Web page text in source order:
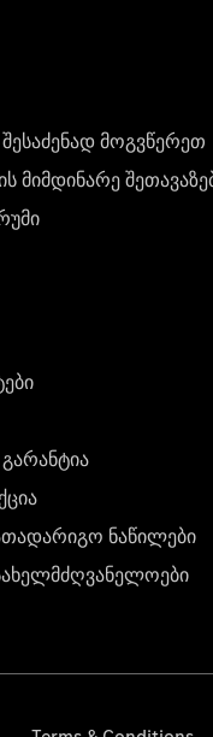
მოგვწერეთ
მიმდინარე
ნაწილები